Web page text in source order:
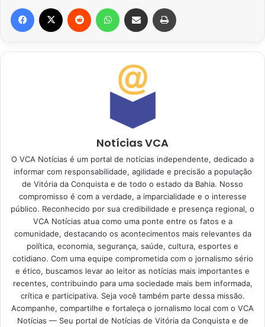
Facebook Reddit WhatsAppCompartilhar via e-mail
Notícias VCA
O VCA Notícias é um portal de notícias independente, dedicado a
informar com responsabilidade, agilidade e precisão a população
de Vitória da Conquista e de todo o estado da Bahia. Nosso
compromisso é com a verdade, a imparcialidade e o interesse
público. Reconhecido por sua credibilidade e presença regional, o
VCA Notícias atua como uma ponte entre os fatos e a
comunidade, destacando os acontecimentos mais relevantes da
política, economia, segurança, saúde, cultura, esportes e
cotidiano. Com uma equipe comprometida com o jornalismo sério
e ético, buscamos levar ao leitor as notícias mais importantes e
recentes, contribuindo para uma sociedade mais bem informada,
crítica e participativa. Seja você também parte dessa missão.
Acompanhe, compartilhe e fortaleça o jornalismo local com o VCA
Notícias — Seu portal de Notícias de Vitória da Conquista e de